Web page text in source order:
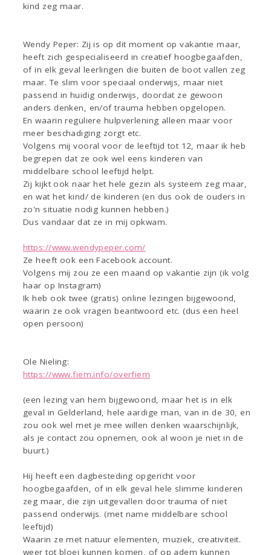
kind zeg maar.
Wendy Peper: Zij is op dit moment op vakantie maar,
heeft zich gespecialiseerd in creatief hoogbegaafden,
of in elk geval leerlingen die buiten de boot vallen zeg
maar. Te slim voor speciaal onderwijs, maar niet
passend in huidig onderwijs, doordat ze gewoon
anders denken, en/of trauma hebben opgelopen.
En waarin reguliere hulpverlening alleen maar voor
meer beschadiging zorgt etc.
Volgens mij vooral voor de leeftijd tot 12, maar ik heb
begrepen dat ze ook wel eens kinderen van
middelbare school leeftijd helpt.
Zij kijkt ook naar het hele gezin als systeem zeg maar,
en wat het kind/ de kinderen (en dus ook de ouders in
zo'n situatie nodig kunnen hebben.)
Dus vandaar dat ze in mij opkwam.
https://www.wendypeper.com/
Ze heeft ook een Facebook account.
Volgens mij zou ze een maand op vakantie zijn (ik volg
haar op Instagram)
Ik heb ook twee (gratis) online lezingen bijgewoond,
waarin ze ook vragen beantwoord etc. (dus een heel
open persoon)
Ole Nieling:
https://www.fiem.info/overfiem
(een lezing van hem bijgewoond, maar het is in elk
geval in Gelderland, hele aardige man, van in de 30, en
zou ook wel met je mee willen denken waarschijnlijk,
als je contact zou opnemen, ook al woon je niet in de
buurt.)
Hij heeft een dagbesteding opgericht voor
hoogbegaafden, of in elk geval hele slimme kinderen
zeg maar, die zijn uitgevallen door trauma of niet
passend onderwijs. (met name middelbare school
leeftijd)
Waarin ze met natuur elementen, muziek, creativiteit.
weer tot bloei kunnen komen, of op adem kunnen